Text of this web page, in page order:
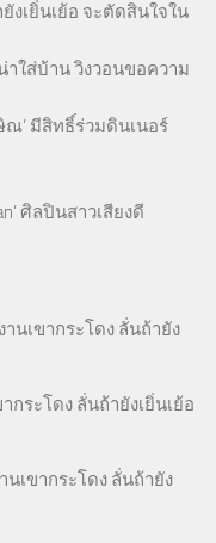
งเยิ่นเย้อ จะตัดสินใจใน
าใส่บ้าน วิงวอนขอความ
ษิณ’ มีสิทธิ์ร่วมดินเนอร์
ศิลปินสาวเสียงดี
นเขากระโดง ลั่นถ้ายัง
กระโดง ลั่นถ้ายังเยิ่นเย้อ
นเขากระโดง ลั่นถ้ายัง